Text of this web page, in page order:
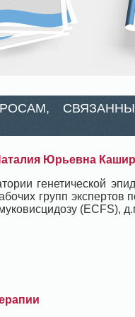
Юрьевна
генетической
групп экспертов
(ECFS),